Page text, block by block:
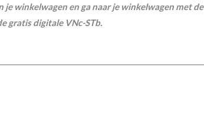
winkelwagen en ga naar je winkelwagen met de
gratis digitale VNc-STb.